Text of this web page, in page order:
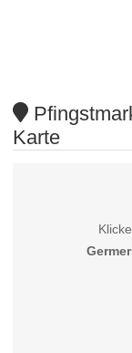
Karte